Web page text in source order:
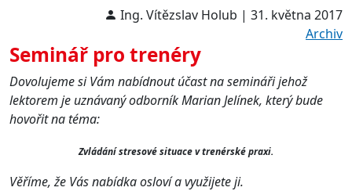
Ing. Vítězslav Holub | 31. května 2017
Archiv
Seminář pro trenéry
Dovolujeme si Vám nabídnout účast na semináři jehož
lektorem je uznávaný odborník Marian Jelínek, který bude
hovořit na téma:
Zvládání stresové situace v trenérské praxi.
Věříme, že Vás nabídka osloví a využijete ji.